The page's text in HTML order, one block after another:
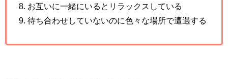
8. お互いに一緒にいるとリラックスしている
9. 待ち合わせしていないのに色々な場所で遭遇する